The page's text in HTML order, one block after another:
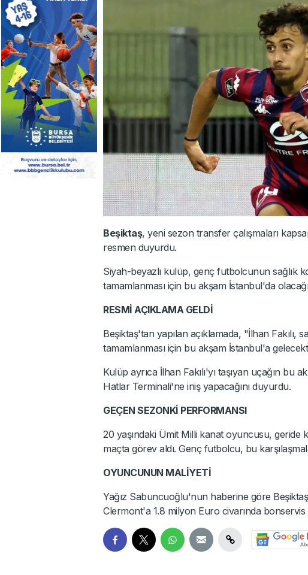
Beşiktaş, yeni sezon transfer çalışmaları
resmen duyurdu.
Siyah-beyazlı kulüp, genç futbolcunun sağlık
tamamlanması için bu akşam İstanbul'da
RESMİ AÇIKLAMA GELDİ
Beşiktaş'tan yapılan açıklamada, "İlhan
tamamlanması için bu akşam İstanbul'a
Kulüp ayrıca İlhan Fakılı'yı taşıyan uçağın bu
Hatlar Terminali'ne iniş yapacağını duyurdu.
GEÇEN SEZONKİ PERFORMANSI
20 yaşındaki Ümit Milli kanat oyuncusu, geride
maçta görev aldı. Genç futbolcu, bu
OYUNCUNUN MALİYETİ
Yağız Sabuncuoğlu'nun haberine göre
Clermont'a 1.8 milyon Euro civarında bonservis